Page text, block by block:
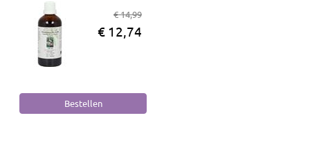
€ 14,99
€ 12,74